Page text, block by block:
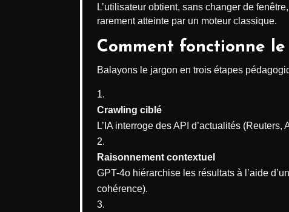
L’utilisateur obtient, sans changer de
rarement atteinte par un moteur classique.
Comment fonctionne
Balayons le jargon en trois étapes
Crawling ciblé
L’IA interroge des API d’actualités
Raisonnement contextuel
GPT-4o hiérarchise les résultats à l’aide
cohérence).